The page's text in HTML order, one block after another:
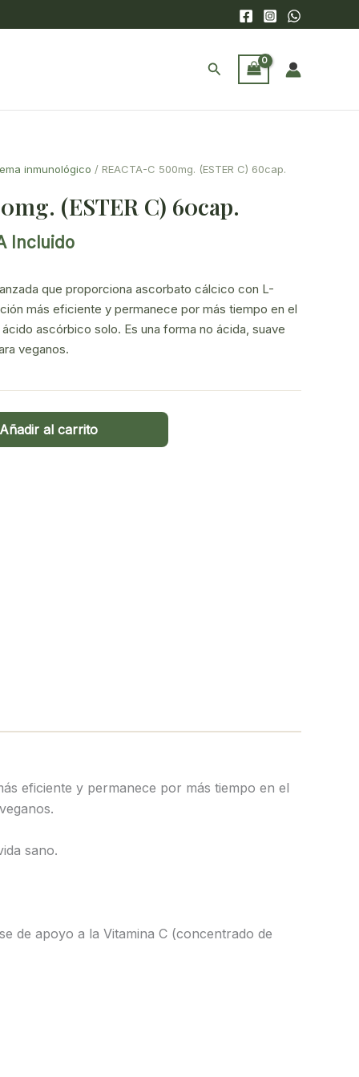
Buscar
inmunológico / REACTA-C 500mg. (ESTER C) 60cap.
(ESTER C) 60cap.
Incluido
que proporciona ascorbato cálcico con L-
más eficiente y permanece por más tiempo en el
ascórbico solo. Es una forma no ácida, suave
veganos.
Añadir al carrito
eficiente y permanece por más tiempo en el
sano.
de apoyo a la Vitamina C (concentrado de